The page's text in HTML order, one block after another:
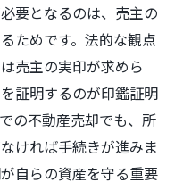
却注意点
に注意したい地域事
特有の不動産売却ポ
要となるのは、売主の
ためです。法的な観点
売主の実印が求めら
証明するのが印鑑証明
の不動産売却でも、所
ければ手続きが進みま
自らの資産を守る重要